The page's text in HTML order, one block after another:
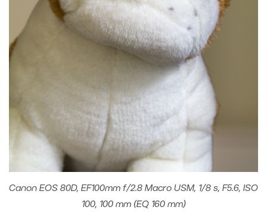
Canon EOS 80D, EF100mm f/2.8 Macro USM, 1/8 s, F5.6, ISO
100, 100 mm (EQ 160 mm)